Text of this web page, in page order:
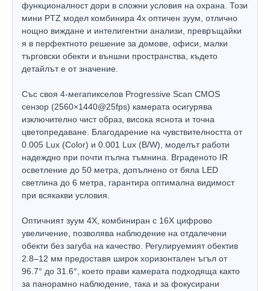
функционалност дори в сложни условия на охрана. Този
мини PTZ модел комбинира 4х оптичен зуум, отлично
нощно виждане и интелигентни анализи, превръщайки
я в перфектното решение за домове, офиси, малки
търговски обекти и външни пространства, където
детайлът е от значение.
Със своя 4-мегапикселов Progressive Scan CMOS
сензор (2560×1440@25fps) камерата осигурява
изключително чист образ, висока яснота и точна
цветопредаване. Благодарение на чувствителността от
0.005 Lux (Color) и 0.001 Lux (B/W), моделът работи
надеждно при почти пълна тъмнина. Вграденото IR
осветление до 50 метра, допълнено от бяла LED
светлина до 6 метра, гарантира оптимална видимост
при всякакви условия.
Оптичният зуум 4X, комбиниран с 16X цифрово
увеличение, позволява наблюдение на отдалечени
обекти без загуба на качество. Регулируемият обектив
2.8–12 мм предоставя широк хоризонтален ъгъл от
96.7° до 31.6°, което прави камерата подходяща както
за панорамно наблюдение, така и за фокусирани